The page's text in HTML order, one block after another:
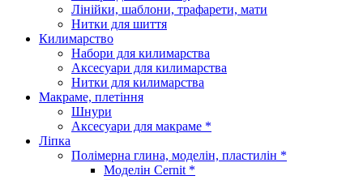
Лінійки, шаблони, трафарети, мати
Нитки для шиття
Килимарство
Набори для килимарства
Аксесуари для килимарства
Нитки для килимарства
Макраме, плетіння
Шнури
Аксесуари для макраме *
Ліпка
Полімерна глина, моделін, пластилін *
Моделін Cernit *